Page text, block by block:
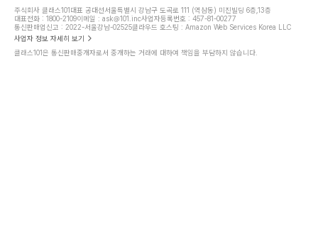
주식회사 클래스101대표 공대선서울특별시 강남구 도곡로 111 (역삼동) 미진빌딩 6층,13층
대표전화 : 1800-2109이메일 : ask@101.inc사업자등록번호 : 457-81-00277
통신판매업신고 : 2022-서울강남-02525클라우드 호스팅 : Amazon Web Services Korea LLC
사업자 정보 자세히 보기
클래스101은 통신판매중개자로서 중개하는 거래에 대하여 책임을 부담하지 않습니다.